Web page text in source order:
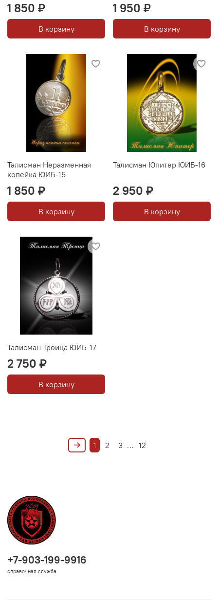
1 850 ₽
В корзину
1 950 ₽
В корзину
Талисман Неразменная
копейка ЮИБ-15
1 850 ₽
В корзину
Талисман Юпитер ЮИБ-16
2 950 ₽
В корзину
Талисман Троица ЮИБ-17
2 750 ₽
В корзину
1 2 3 … 12
+7-903-199-9916
справочная служба